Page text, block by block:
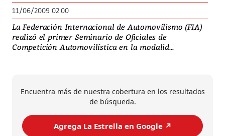
11/06/2009 02:00
La Federación Internacional de Automovilismo (FIA)
realizó el primer Seminario de Oficiales de
Competición Automovilística en la modalid...
Encuentra más de nuestra cobertura en los resultados
de búsqueda.
Agrega La Estrella en Google ↗️